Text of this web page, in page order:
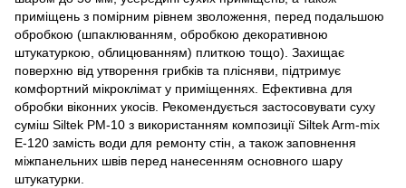
приміщень з помірним рівнем зволоження, перед подальшою
обробкою (шпаклюванням, обробкою декоративною
штукатуркою, облицюванням) плиткою тощо). Захищає
поверхню від утворення грибків та плісняви, підтримує
комфортний мікроклімат у приміщеннях. Ефективна для
обробки віконних укосів. Рекомендується застосовувати суху
суміш Siltek РМ-10 з використанням композиції Siltek Arm-mix
Е-120 замість води для ремонту стін, а також заповнення
міжпанельних швів перед нанесенням основного шару
штукатурки.